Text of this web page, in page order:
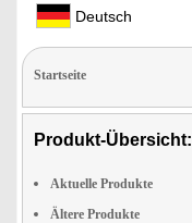
Deutsch
Startseite
Produkt-Übersicht:
Aktuelle Produkte
Ältere Produkte